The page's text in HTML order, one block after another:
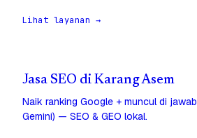
Lihat layanan →
Jasa SEO di Karang Asem
Naik ranking Google + muncul di
Gemini) — SEO & GEO lokal.